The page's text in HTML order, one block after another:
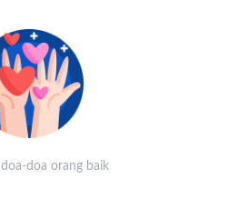
doa orang baik